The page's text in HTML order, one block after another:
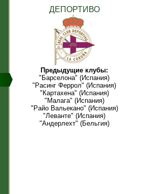
ДЕПОРТИВО
Предыдущие клубы:
"Барселона" (Испания)
"Расинг Феррол" (Испания)
"Картахена" (Испания)
"Малага" (Испания)
"Райо Вальекано" (Испания)
"Леванте" (Испания)
"Андерлехт" (Бельгия)